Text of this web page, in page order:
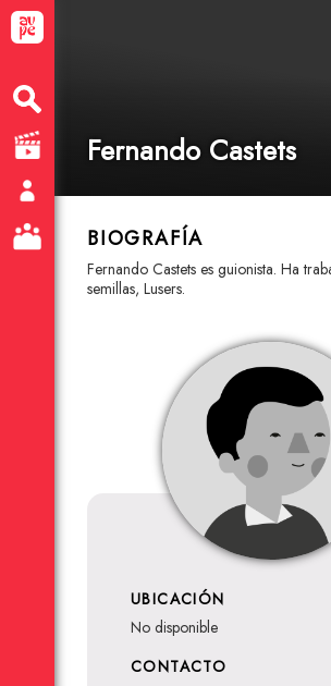
Fernando Castets
BIOGRAFÍA
Fernando Castets es guionista. Ha
semillas, Lusers.
UBICACIÓN
no disponible
CONTACTO